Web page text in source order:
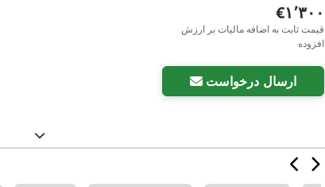
‎€۱٬۳۰۰
قیمت ثابت به اضافه مالیات بر ارزش
افزوده
ارسال درخواست